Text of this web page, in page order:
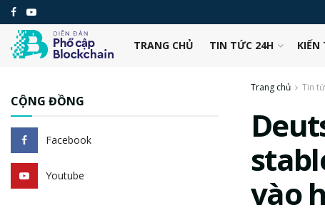
TRANG CHỦ TIN TỨC 24H KIẾN
Trang chủ Tin
vào
CỘNG ĐỒNG
Facebook
Youtube